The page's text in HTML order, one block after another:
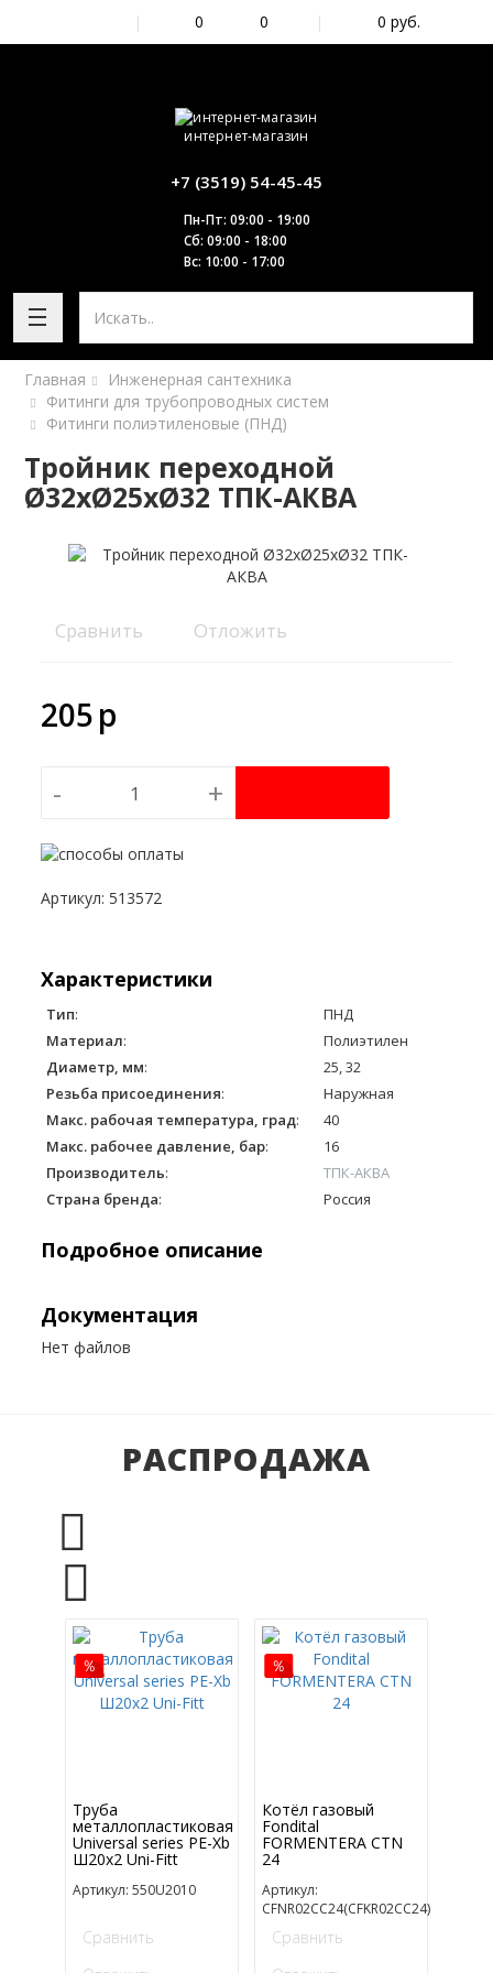
| 0 0 | 0 руб.
интернет-магазин
+7 (3519) 54-45-45
Пн-Пт: 09:00 - 19:00
Сб: 09:00 - 18:00
Вс: 10:00 - 17:00
Главная
Инженерная сантехника
Фитинги для трубопроводных систем
Фитинги полиэтиленовые (ПНД)
Тройник переходной
Ø32хØ25хØ32 ТПК-АКВА
Сравнить Отложить
205p
- +
Артикул: 513572
Характеристики
Тип:
ПНД
Материал:
Полиэтилен
Диаметр, мм:
25, 32
Резьба присоединения:
Наружная
Макс. рабочая температура, град:
40
Макс. рабочее давление, бар:
16
Производитель:
ТПК-АКВА
Страна бренда: Россия
Подробное описание
Документация
Нет файлов
РАСПРОДАЖА
Труба
металлопластиковая
Universal series PE-Xb
Ш20x2 Uni-Fitt
Артикул: 550U2010
Сравнить
Котёл газовый
Fondital
FORMENTERA CTN
24
Артикул:
CFNR02CC24(CFKR02CC24)
Сравнить